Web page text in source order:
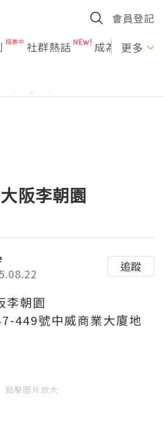
會員登記
社群熱話 成為U更多
阪李朝園
追蹤
李朝園
449號中威商業大廈地
點擊圖片放大